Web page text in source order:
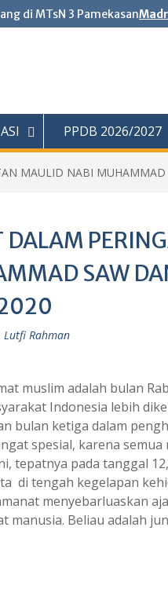
di MTsN 3 Pamekasan
PPDB 2026/2027
MAULID NABI
DALAM
SAW
Lutfi Rahman
muslim adalah bulan
Indonesia lebih
bulan ketiga dalam
spesial, karena
tepatnya pada tanggal
di tengah kegelapan
menyebarluaskan
manusia. Beliau adalah